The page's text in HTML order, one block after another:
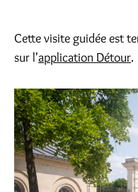
Cette visite guidée est
sur l'application Détour.